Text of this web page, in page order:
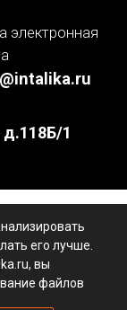
его лучше.
вы
файлов
электронная
1